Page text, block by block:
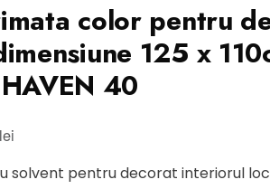
color pentru
125 x
40
lei
este:
solvent pentru decorat interiorul